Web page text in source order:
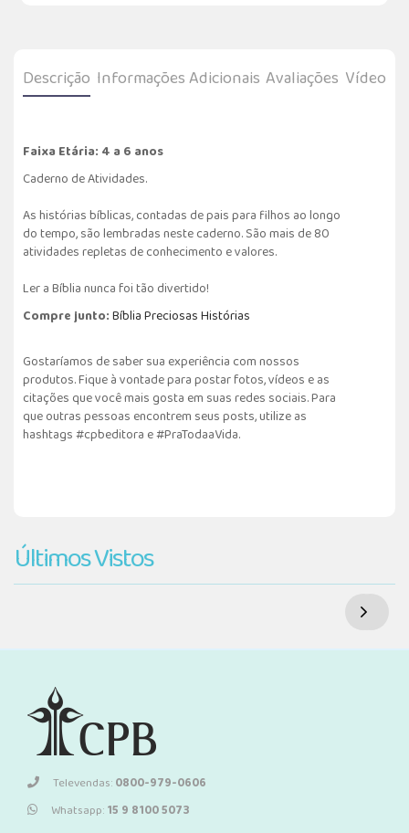
Descrição Informações Adicionais Avaliações Vídeo
Faixa Etária: 4 a 6 anos
Caderno de Atividades.
As histórias bíblicas, contadas de pais para filhos ao longo
do tempo, são lembradas neste caderno. São mais de 80
atividades repletas de conhecimento e valores.
Ler a Bíblia nunca foi tão divertido!
Compre junto:Bíblia Preciosas Histórias
Gostaríamos de saber sua experiência com nossos
produtos. Fique à vontade para postar fotos, vídeos e as
citações que você mais gosta em suas redes sociais. Para
que outras pessoas encontrem seus posts, utilize as
hashtags #cpbeditora e #PraTodaaVida.
Últimos Vistos
Televendas:0800-979-0606
Whatsapp:15 9 8100 5073